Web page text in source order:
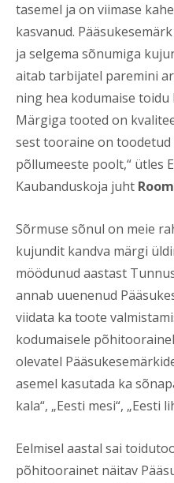
tasemel ja on viimase
kasvanud.
ja selgema sõnumiga
aitab tarbijatel paremini
ning hea kodumaise toidu
Märgiga tooted on
sest tooraine on toodetud
põllumeeste poolt,“ ütles
Kaubanduskoja juht
Sõrmuse sõnul on meie
kujundit kandva märgi
möödunud aastast
annab uuenenud
viidata ka toote
kodumaisele
olevatel
asemel kasutada ka
kala“, „Eesti mesi“, „Eesti
Eelmisel aastal sai
põhitoorainet näitav